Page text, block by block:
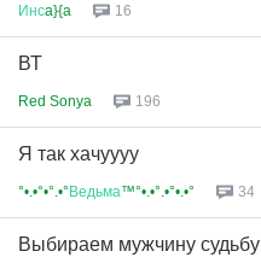
Инсa}{a 16
ВТ
Red Sonya 196
Я так хачуууу
°•.•°•°.•°Ведьма™°•.•°.•°•.•° 34
Выбираем мужчину судьбу